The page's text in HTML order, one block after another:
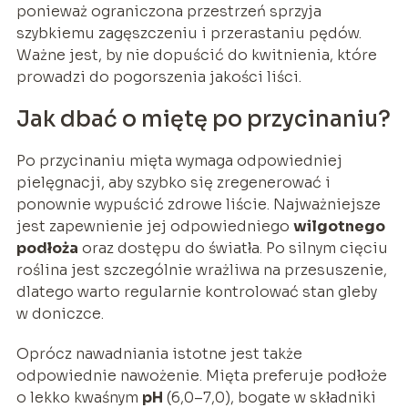
ponieważ ograniczona przestrzeń sprzyja
szybkiemu zagęszczeniu i przerastaniu pędów.
Ważne jest, by nie dopuścić do kwitnienia, które
prowadzi do pogorszenia jakości liści.
Jak dbać o miętę po przycinaniu?
Po przycinaniu mięta wymaga odpowiedniej
pielęgnacji, aby szybko się zregenerować i
ponownie wypuścić zdrowe liście. Najważniejsze
jest zapewnienie jej odpowiedniego wilgotnego
podłoża oraz dostępu do światła. Po silnym cięciu
roślina jest szczególnie wrażliwa na przesuszenie,
dlatego warto regularnie kontrolować stan gleby
w doniczce.
Oprócz nawadniania istotne jest także
odpowiednie nawożenie. Mięta preferuje podłoże
o lekko kwaśnym pH (6,0–7,0), bogate w składniki